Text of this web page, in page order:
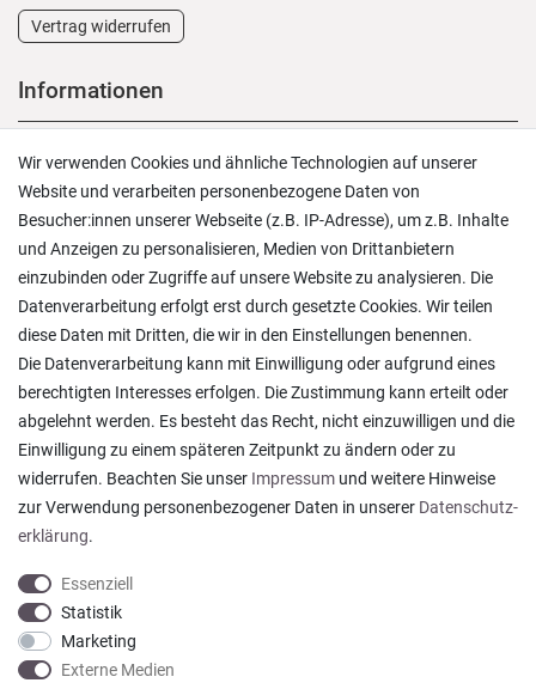
Vertrag widerrufen
Informationen
Versand und Zahlung
Rücksendungen
Lieferung in die Schweiz
Pflegesymbole
Lagerverkauf
Ratgeber & News
Ein einfach toller Service - prompte Lieferung und
sogar mit Pflegehinweis!
Datum der Veröffentlichung: 05.08.2026
Datum der Kauferfahrung: 29.07.2026
922 Bewertungen
Wir verwenden Cookies und ähnliche Technologien auf unserer
Website und verarbeiten personenbezogene Daten von
Besucher:innen unserer Webseite (z.B. IP-Adresse), um z.B. Inhalte
und Anzeigen zu personalisieren, Medien von Drittanbietern
einzubinden oder Zugriffe auf unsere Website zu analysieren. Die
Datenverarbeitung erfolgt erst durch gesetzte Cookies. Wir teilen
diese Daten mit Dritten, die wir in den Einstellungen benennen.
Die Datenverarbeitung kann mit Einwilligung oder aufgrund eines
berechtigten Interesses erfolgen. Die Zustimmung kann erteilt oder
abgelehnt werden. Es besteht das Recht, nicht einzuwilligen und die
Einwilligung zu einem späteren Zeitpunkt zu ändern oder zu
widerrufen. Beachten Sie unser Impressum und weitere Hinweise
zur Verwendung personenbezogener Daten in unserer Daten­schutz­
erklärung.
Essenziell
Statistik
Marketing
Externe Medien